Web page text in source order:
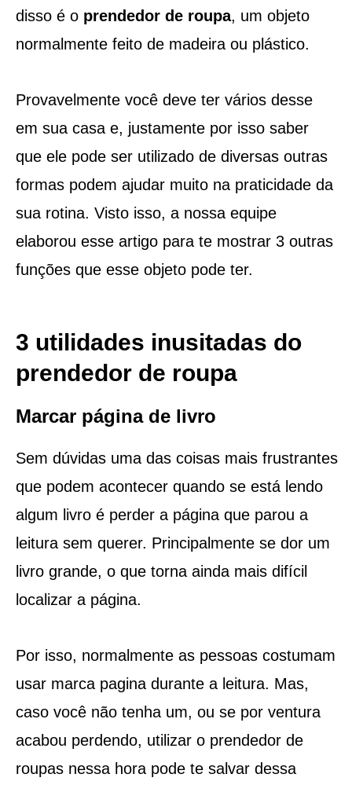
disso é o prendedor de roupa, um objeto
normalmente feito de madeira ou plástico.
Provavelmente você deve ter vários desse
em sua casa e, justamente por isso saber
que ele pode ser utilizado de diversas outras
formas podem ajudar muito na praticidade da
sua rotina. Visto isso, a nossa equipe
elaborou esse artigo para te mostrar 3 outras
funções que esse objeto pode ter.
3 utilidades inusitadas do
prendedor de roupa
Marcar página de livro
Sem dúvidas uma das coisas mais frustrantes
que podem acontecer quando se está lendo
algum livro é perder a página que parou a
leitura sem querer. Principalmente se dor um
livro grande, o que torna ainda mais difícil
localizar a página.
Por isso, normalmente as pessoas costumam
usar marca pagina durante a leitura. Mas,
caso você não tenha um, ou se por ventura
acabou perdendo, utilizar o prendedor de
roupas nessa hora pode te salvar dessa